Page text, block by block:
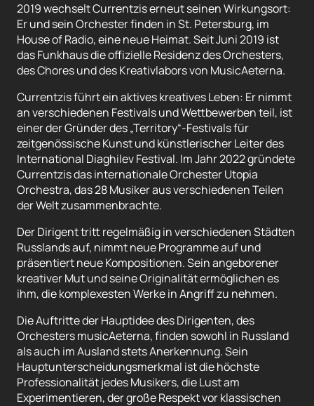
2019 wechselt Currentzis erneut seinen Wirkungsort:
Er und sein Orchester finden in St. Petersburg, im
House of Radio, eine neue Heimat. Seit Juni 2019 ist
das Funkhaus die offizielle Residenz des Orchesters,
des Chores und des Kreativlabors von MusicAeterna.
Currentzis führt ein aktives kreatives Leben: Er nimmt
an verschiedenen Festivals und Wettbewerben teil, ist
einer der Gründer des „Territory“-Festivals für
zeitgenössische Kunst und künstlerischer Leiter des
International Diaghilev Festival. Im Jahr 2022 gründete
Currentzis das internationale Orchester Utopia
Orchestra, das 28 Musiker aus verschiedenen Teilen
der Welt zusammenbrachte.
Der Dirigent tritt regelmäßig in verschiedenen Städten
Russlands auf, nimmt neue Programme auf und
präsentiert neue Kompositionen. Sein angeborener
kreativer Mut und seine Originalität ermöglichen es
ihm, die komplexesten Werke in Angriff zu nehmen.
Die Auftritte der Hauptidee des Dirigenten, des
Orchesters musicAeterna, finden sowohl in Russland
als auch im Ausland stets Anerkennung. Sein
Hauptunterscheidungsmerkmal ist die höchste
Professionalität jedes Musikers, die Lust am
Experimentieren, der große Respekt vor klassischen